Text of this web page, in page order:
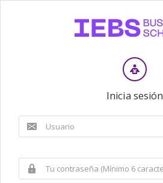
Inicia sesión